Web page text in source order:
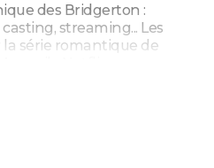
des Bridgerton :
streaming... Les
la série romantique de
coule une rivière : le film
Redford s'inspire-t-il d'une